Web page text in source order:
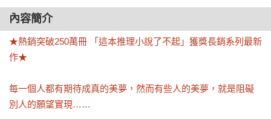
內容簡介
★熱銷突破250萬冊 「這本推理小說了不起」獲獎長銷系列最新
作★
每一個人都有期待成真的美夢，然而有些人的美夢，就是阻礙
別人的願望實現……